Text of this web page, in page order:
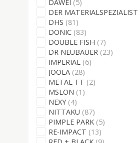
DAWEI (5)
DER MATERIALSPEZIALIST
DHS (81)
DONIC (83)
DOUBLE FISH (7)
DR NEUBAUER (23)
IMPERIAL (6)
JOOLA (28)
METAL TT (2)
MSLON (1)
NEXY (4)
NITTAKU (87)
PIMPLE PARK (5)
RE-IMPACT (13)